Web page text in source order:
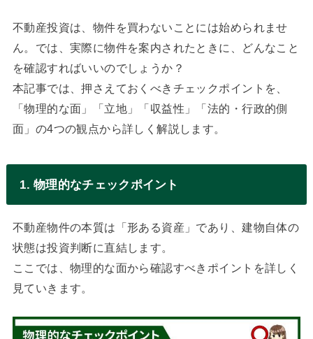
不動産投資は、物件を買わないことには始められませ
ん。では、実際に物件を案内されたときに、どんなこと
を確認すればいいのでしょうか？
本記事では、押さえておくべきチェックポイントを、
「物理的な面」「立地」「収益性」「法的・行政的側
面」の4つの観点から詳しく解説します。
1. 物理的なチェックポイント
不動産物件の本質は「形ある資産」であり、建物自体の
状態は投資判断に直結します。
ここでは、物理的な面から確認すべきポイントを詳しく
見ていきます。